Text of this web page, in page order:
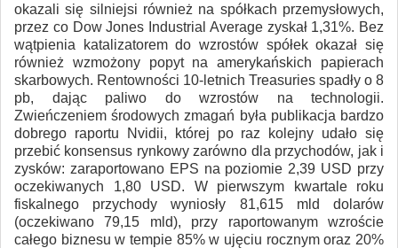
okazali się silniejsi również na spółkach przemysłowych,
przez co Dow Jones Industrial Average zyskał 1,31%. Bez
wątpienia katalizatorem do wzrostów spółek okazał się
również wzmożony popyt na amerykańskich papierach
skarbowych. Rentowności 10-letnich Treasuries spadły o 8
pb, dając paliwo do wzrostów na technologii.
Zwieńczeniem środowych zmagań była publikacja bardzo
dobrego raportu Nvidii, której po raz kolejny udało się
przebić konsensus rynkowy zarówno dla przychodów, jak i
zysków: zaraportowano EPS na poziomie 2,39 USD przy
oczekiwanych 1,80 USD. W pierwszym kwartale roku
fiskalnego przychody wyniosły 81,615 mld dolarów
(oczekiwano 79,15 mld), przy raportowanym wzroście
całego biznesu w tempie 85% w ujęciu rocznym oraz 20%